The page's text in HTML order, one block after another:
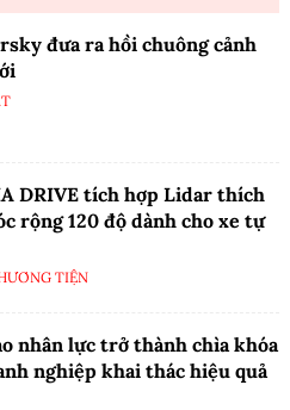
đưa ra hồi chuông cảnh
DRIVE tích hợp Lidar thích
rộng 120 độ dành cho xe tự
TIỆN
nhân lực trở thành chìa khóa
nghiệp khai thác hiệu quả